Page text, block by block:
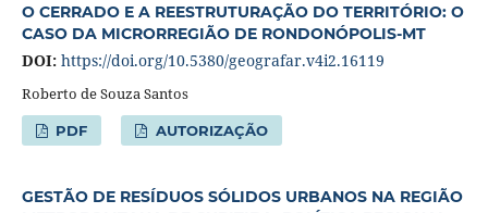
O CERRADO E A REESTRUTURAÇÃO DO TERRITÓRIO: O
CASO DA MICRORREGIÃO DE RONDONÓPOLIS-MT
DOI: https://doi.org/10.5380/geografar.v4i2.16119
Roberto de Souza Santos
PDF AUTORIZAÇÃO
GESTÃO DE RESÍDUOS SÓLIDOS URBANOS NA REGIÃO